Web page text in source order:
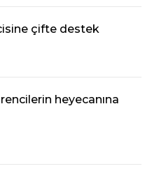
çifte destek
heyecanına